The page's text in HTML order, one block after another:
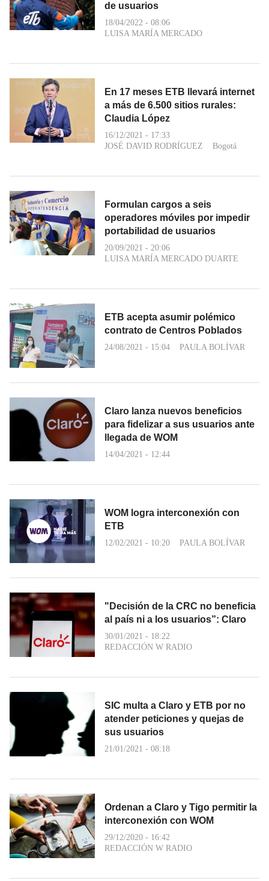
de usuarios
18/04/2022 - 08:06
LUISA MARÍA MERCADO
En 17 meses ETB llevará internet
a más de 6.500 sitios rurales:
Claudia López
16/12/2021 - 17:33
JOSÉ DAVID RODRÍGUEZ
Bogotá
Formulan cargos a seis
operadores móviles por impedir
portabilidad de usuarios
20/09/2021 - 20:06
LUISA MARÍA MERCADO DUARTE
ETB acepta asumir polémico
contrato de Centros Poblados
24/08/2021 - 15:04 PAULA BOLÍVAR
Claro lanza nuevos beneficios
para fidelizar a sus usuarios ante
llegada de WOM
14/04/2021 - 12:44
WOM logra interconexión con
ETB
12/02/2021 - 10:20 PAULA BOLÍVAR
"Decisión de la CRC no beneficia
al país ni a los usuarios”: Claro
30/01/2021 - 18:22
REDACCIÓN W RADIO
SIC multa a Claro y ETB por no
atender peticiones y quejas de
sus usuarios
21/01/2021 - 08:18
Ordenan a Claro y Tigo permitir la
interconexión con WOM
29/12/2020 - 16:42
REDACCIÓN W RADIO